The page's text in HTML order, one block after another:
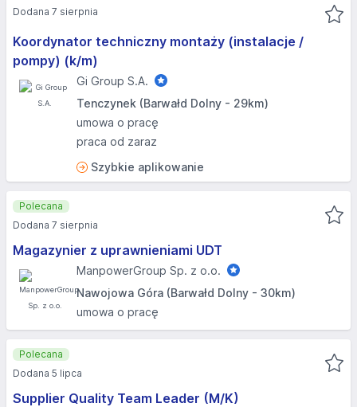
Koordynator techniczny montaży (instalacje /
pompy) (k/m)
Gi Group S.A.
Tenczynek (Barwałd Dolny - 29km)
umowa o pracę
praca od zaraz
Szybkie aplikowanie
Dodana 7 sierpnia
Magazynier z uprawnieniami UDT
ManpowerGroup Sp. z o.o.
Nawojowa Góra (Barwałd Dolny - 30km)
umowa o pracę
Polecana
Dodana 7 sierpnia
Supplier Quality Team Leader (M/K)
Polecana
Dodana 5 lipca